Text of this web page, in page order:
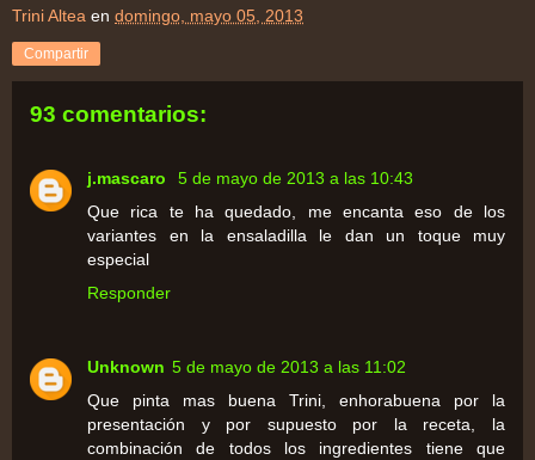
Trini Altea en domingo, mayo 05, 2013
Compartir
93 comentarios:
j.mascaro
5 de mayo de 2013 a las 10:43
Que rica te ha quedado, me encanta eso de los
variantes en la ensaladilla le dan un toque muy
especial
Responder
Unknown 5 de mayo de 2013 a las 11:02
Que pinta mas buena Trini, enhorabuena por la
presentación y por supuesto por la receta, la
combinación de todos los ingredientes tiene que